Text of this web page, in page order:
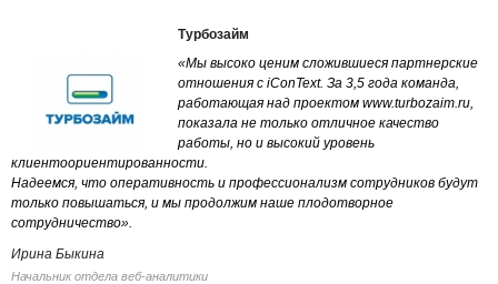
Турбозайм
«Мы высоко ценим сложившиеся партнерские
отношения с iConText. За 3,5 года команда,
работающая над проектом www.turbozaim.ru,
показала не только отличное качество
работы, но и высокий уровень
клиентоориентированности.
Надеемся, что оперативность и профессионализм сотрудников будут
только повышаться, и мы продолжим наше плодотворное
сотрудничество».
Ирина Быкина
Начальник отдела веб-аналитики